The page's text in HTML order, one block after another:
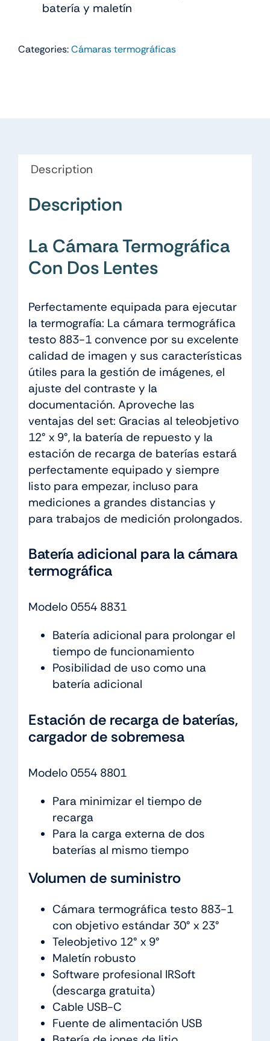
batería y maletín
Categories:Cámaras termográficas
Description
Description
La Cámara Termográfica
Con Dos Lentes
Perfectamente equipada para ejecutar
la termografía: La cámara termográfica
testo 883-1 convence por su excelente
calidad de imagen y sus características
útiles para la gestión de imágenes, el
ajuste del contraste y la
documentación. Aproveche las
ventajas del set: Gracias al teleobjetivo
12° x 9°, la batería de repuesto y la
estación de recarga de baterías estará
perfectamente equipado y siempre
listo para empezar, incluso para
mediciones a grandes distancias y
para trabajos de medición prolongados.
Batería adicional para la cámara
termográfica
Modelo 0554 8831
Batería adicional para prolongar el
tiempo de funcionamiento
Posibilidad de uso como una
batería adicional
Estación de recarga de baterías,
cargador de sobremesa
Modelo 0554 8801
Para minimizar el tiempo de
recarga
Para la carga externa de dos
baterías al mismo tiempo
Volumen de suministro
Cámara termográfica testo 883-1
con objetivo estándar 30° x 23°
Teleobjetivo 12° x 9°
Maletín robusto
Software profesional IRSoft
(descarga gratuita)
Cable USB-C
Fuente de alimentación USB